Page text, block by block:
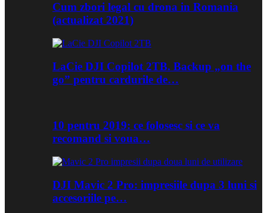
Cum zbori legal cu drona in Romania
(actualizat 2021)
LaCie DJI Copilot 2TB. Backup „on the
go” pentru cardurile de…
10 pentru 2019: ce folosesc si ce va
recomand si voua…
DJI Mavic 2 Pro: impresiile dupa 3 luni si
accesoriile pe…